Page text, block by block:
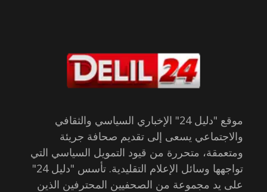
موقع "دليل 24" الإخباري السياسي والثقافي
والاجتماعي يسعى إلى تقديم صحافة جريئة
ومتعمقة، متحررة من قيود التمويل السياسي التي
تواجهها وسائل الإعلام التقليدية. تأسس "دليل 24"
على يد مجموعة من الصحفيين المحترفين الذين